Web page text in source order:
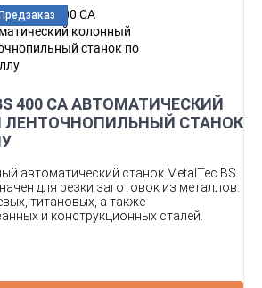
Предзаказ
400 CA АВТОМАТИЧЕСКИЙ
СТАНОК
автоматический станок MetalTec BS
для резки заготовок из металлов:
титановых, а также
и конструкционных сталей.